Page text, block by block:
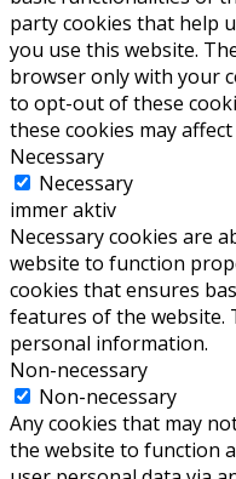
party cookies that help
you use this website.
browser only with your
to opt-out of these
these cookies may
Necessary
Necessary
immer aktiv
Necessary cookies are
website to function
cookies that ensures
features of the website.
personal information.
Non-necessary
Non-necessary
Any cookies that may
the website to function